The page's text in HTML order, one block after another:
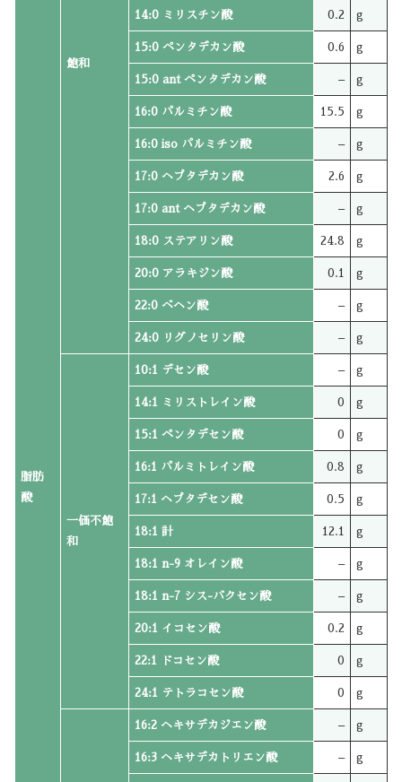
脂肪
酸
飽和
14:0 ミリスチン酸 0.2 g
15:0 ペンタデカン酸 0.6 g
15:0 ant ペンタデカン酸 – g
16:0 パルミチン酸 15.5 g
16:0 iso パルミチン酸 – g
17:0 ヘプタデカン酸 2.6 g
17:0 ant ヘプタデカン酸 – g
18:0 ステアリン酸 24.8 g
20:0 アラキジン酸 0.1 g
22:0 ベヘン酸 – g
24:0 リグノセリン酸 – g
一価不飽
和
10:1 デセン酸 – g
14:1 ミリストレイン酸 0 g
15:1 ペンタデセン酸 0 g
16:1 パルミトレイン酸 0.8 g
17:1 ヘプタデセン酸 0.5 g
18:1 計 12.1 g
18:1 n-9 オレイン酸 – g
18:1 n-7 シス-バクセン酸 – g
20:1 イコセン酸 0.2 g
22:1 ドコセン酸 0 g
24:1 テトラコセン酸 0 g
16:2 ヘキサデカジエン酸 – g
16:3 ヘキサデカトリエン酸 – g